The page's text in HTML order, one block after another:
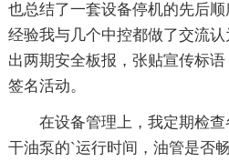
也总结了一套设备停机的先后
经验我与几个中控都做了交流
出两期安全板报，张贴宣传标
签名活动。
在设备管理上，我定期检查
干油泵的`运行时间，油管是否